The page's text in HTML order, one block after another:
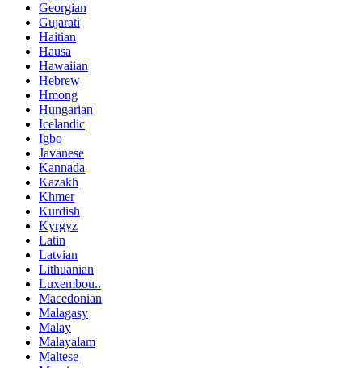
Georgian
Gujarati
Haitian
Hausa
Hawaiian
Hebrew
Hmong
Hungarian
Icelandic
Igbo
Javanese
Kannada
Kazakh
Khmer
Kurdish
Kyrgyz
Latin
Latvian
Lithuanian
Luxembou..
Macedonian
Malagasy
Malay
Malayalam
Maltese